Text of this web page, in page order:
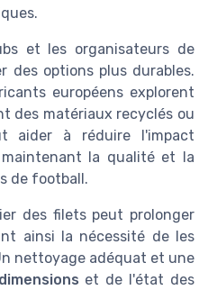
et les organisateurs de
des options plus durables.
européens explorent
des matériaux recyclés ou
aider à réduire l'impact
la qualité et la
de football.
des filets peut prolonger
ainsi la nécessité de les
nettoyage adéquat et une
dimensions et de l'état des